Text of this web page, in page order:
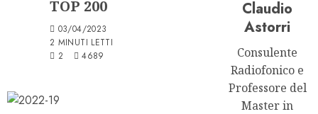
TOP 200
03/04/2023
2 MINUTI LETTI
2
4689
Claudio
Astorri
Consulente
Radiofonico e
Professore del
Master in